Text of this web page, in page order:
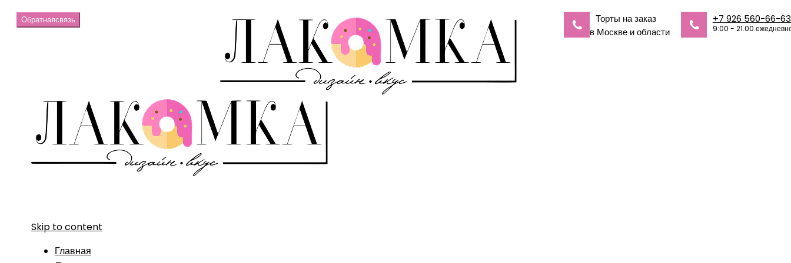
Обратнаясвязь +7 926 560-66-63
9:00 - 21.00
Торты на заказ
в Москве и области
Skip to content
Главная